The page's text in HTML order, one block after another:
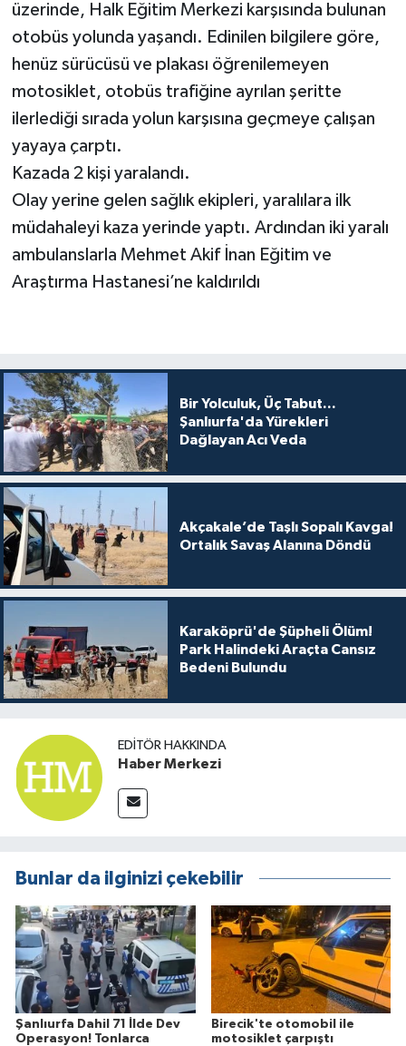
üzerinde, Halk Eğitim Merkezi karşısında bulunan
otobüs yolunda yaşandı. Edinilen bilgilere göre,
henüz sürücüsü ve plakası öğrenilemeyen
motosiklet, otobüs trafiğine ayrılan şeritte
ilerlediği sırada yolun karşısına geçmeye çalışan
yayaya çarptı.
Kazada 2 kişi yaralandı.
Olay yerine gelen sağlık ekipleri, yaralılara ilk
müdahaleyi kaza yerinde yaptı. Ardından iki yaralı
ambulanslarla Mehmet Akif İnan Eğitim ve
Araştırma Hastanesi’ne kaldırıldı
Bir Yolculuk, Üç Tabut...
Şanlıurfa'da Yürekleri
Dağlayan Acı Veda
Akçakale’de Taşlı Sopalı Kavga!
Ortalık Savaş Alanına Döndü
Karaköprü'de Şüpheli Ölüm!
Park Halindeki Araçta Cansız
Bedeni Bulundu
EDITÖR HAKKINDA
Haber Merkezi
Bunlar da ilginizi çekebilir
Şanlıurfa Dahil 71 İlde Dev
Operasyon! Tonlarca
Birecik'te otomobil ile
motosiklet çarpıştı